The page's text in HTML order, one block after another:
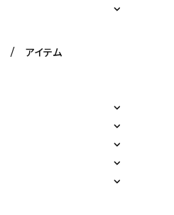
/ アイテム